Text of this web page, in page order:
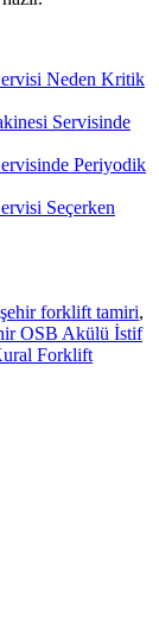
Neden Kritik
Servisinde
Periyodik
Seçerken
forklift tamiri,
OSB Akülü İstif
Forklift